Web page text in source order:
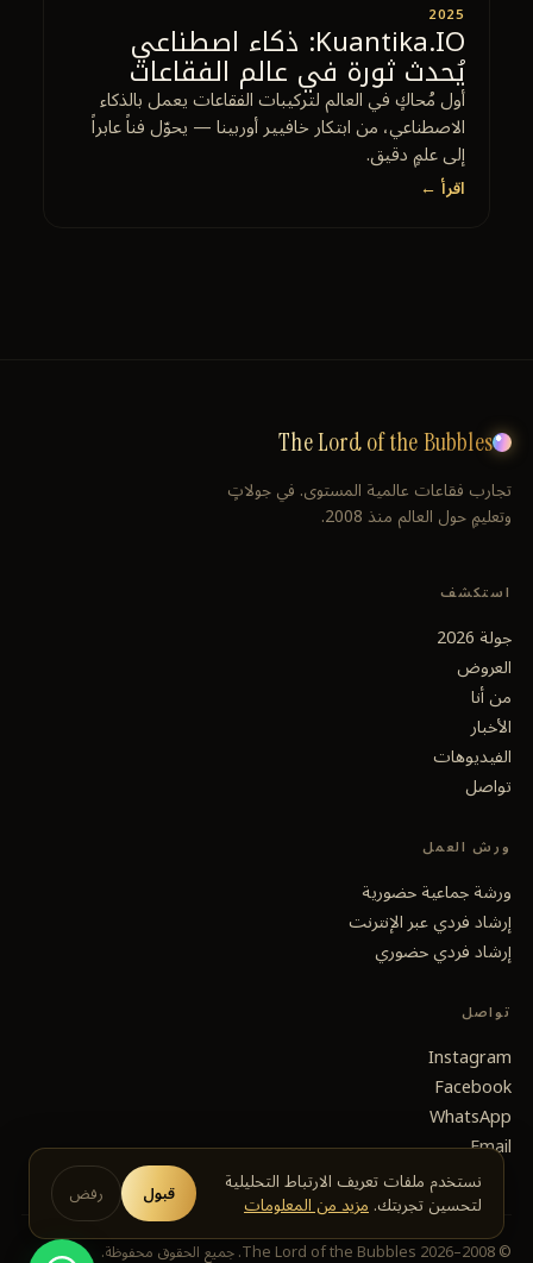
2025
Kuantika.IO: ذكاء اصطناعي
يُحدث ثورة في عالم الفقاعات
أول مُحاكٍ في العالم لتركيبات الفقاعات يعمل بالذكاء
الاصطناعي، من ابتكار خافيير أوربينا — يحوّل فناً عابراً
إلى علمٍ دقيق.
اقرأ ←
The Lord of the Bubbles
تجارب فقاعات عالمية المستوى. في جولاتٍ
وتعليمٍ حول العالم منذ 2008.
استكشف
جولة 2026
العروض
من أنا
الأخبار
الفيديوهات
تواصل
ورش العمل
ورشة جماعية حضورية
إرشاد فردي عبر الإنترنت
إرشاد فردي حضوري
تواصل
Instagram
Facebook
WhatsApp
Email
© 2008–2026 The Lord of the Bubbles. جميع الحقوق محفوظة.
نستخدم ملفات تعريف الارتباط التحليلية
لتحسين تجربتك.مزيد من المعلومات قبول رفض